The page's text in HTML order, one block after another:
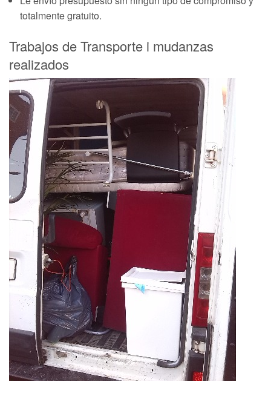
totalmente gratuito.
Trabajos de Transporte i mudanzas
realizados
1 of